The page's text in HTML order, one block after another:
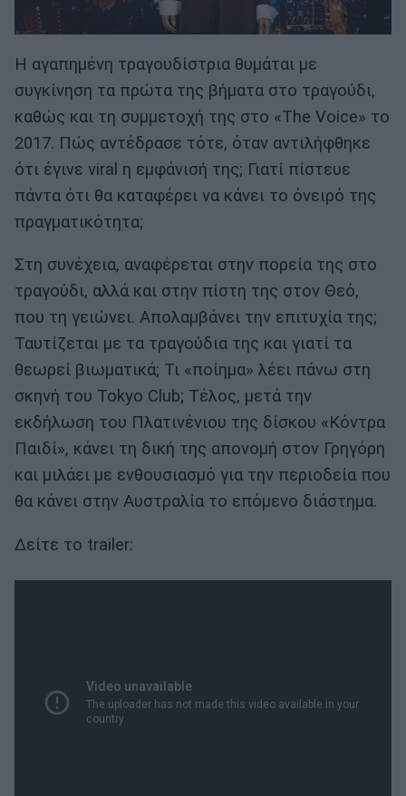
Η αγαπημένη τραγουδίστρια θυμάται με
συγκίνηση τα πρώτα της βήματα στο τραγούδι,
καθώς και τη συμμετοχή της στο «The Voice» το
2017. Πώς αντέδρασε τότε, όταν αντιλήφθηκε
ότι έγινε viral η εμφάνισή της; Γιατί πίστευε
πάντα ότι θα καταφέρει να κάνει το όνειρό της
πραγματικότητα;
Στη συνέχεια, αναφέρεται στην πορεία της στο
τραγούδι, αλλά και στην πίστη της στον Θεό,
που τη γειώνει. Απολαμβάνει την επιτυχία της;
Ταυτίζεται με τα τραγούδια της και γιατί τα
θεωρεί βιωματικά; Τι «ποίημα» λέει πάνω στη
σκηνή του Tokyo Club; Τέλος, μετά την
εκδήλωση του Πλατινένιου της δίσκου «Κόντρα
Παιδί», κάνει τη δική της απονομή στον Γρηγόρη
και μιλάει με ενθουσιασμό για την περιοδεία που
θα κάνει στην Αυστραλία το επόμενο διάστημα.
Δείτε το trailer: